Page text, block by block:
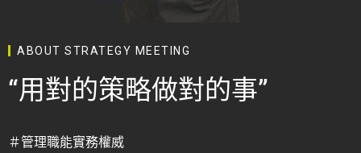
ABOUT STRATEGY MEETING
“用對的策略做對的事”
＃管理職能實務權威